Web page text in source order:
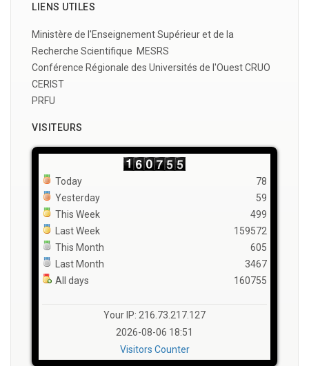
LIENS UTILES
Ministère de l'Enseignement Supérieur et de la
Recherche Scientifique MESRS
Conférence Régionale des Universités de l'Ouest CRUO
CERIST
PRFU
VISITEURS
Today
Yesterday
This Week
Last Week
This Month
Last Month
All days
78
59
499
159572
605
3467
160755
Your IP: 216.73.217.127
2026-08-06 18:51
Visitors Counter